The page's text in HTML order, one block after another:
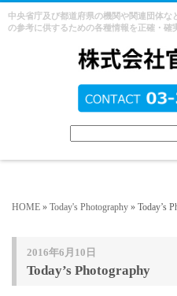
中央省庁及び都道府県の機関や関連団体な
の参考に供するための各種情報を正確・確
HOME » Today's Photography » Today’s
2016年6月10日
Today’s Photography